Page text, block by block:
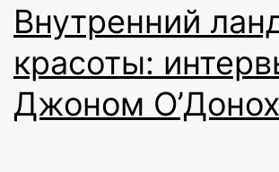
Внутренний
красоты:
Джоном